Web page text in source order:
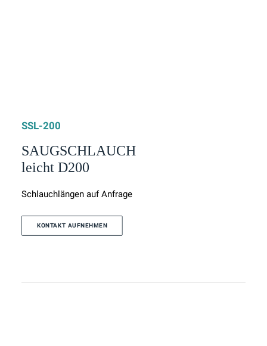
SSL-200
SAUGSCHLAUCH
leicht D200
Schlauchlängen auf Anfrage
KONTAKT AUFNEHMEN